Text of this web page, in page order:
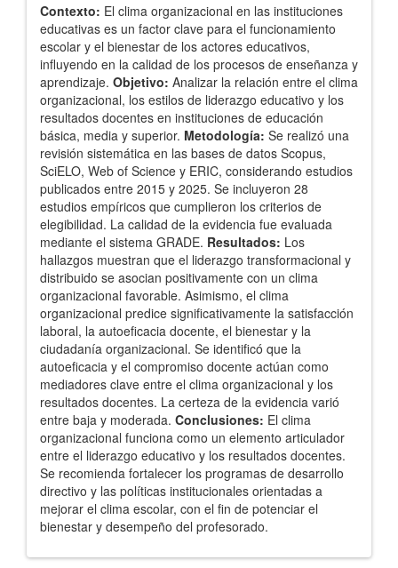
Contexto: El clima organizacional en las instituciones
educativas es un factor clave para el funcionamiento
escolar y el bienestar de los actores educativos,
influyendo en la calidad de los procesos de enseñanza y
aprendizaje. Objetivo: Analizar la relación entre el clima
organizacional, los estilos de liderazgo educativo y los
resultados docentes en instituciones de educación
básica, media y superior. Metodología: Se realizó una
revisión sistemática en las bases de datos Scopus,
SciELO, Web of Science y ERIC, considerando estudios
publicados entre 2015 y 2025. Se incluyeron 28
estudios empíricos que cumplieron los criterios de
elegibilidad. La calidad de la evidencia fue evaluada
mediante el sistema GRADE. Resultados: Los
hallazgos muestran que el liderazgo transformacional y
distribuido se asocian positivamente con un clima
organizacional favorable. Asimismo, el clima
organizacional predice significativamente la satisfacción
laboral, la autoeficacia docente, el bienestar y la
ciudadanía organizacional. Se identificó que la
autoeficacia y el compromiso docente actúan como
mediadores clave entre el clima organizacional y los
resultados docentes. La certeza de la evidencia varió
entre baja y moderada. Conclusiones: El clima
organizacional funciona como un elemento articulador
entre el liderazgo educativo y los resultados docentes.
Se recomienda fortalecer los programas de desarrollo
directivo y las políticas institucionales orientadas a
mejorar el clima escolar, con el fin de potenciar el
bienestar y desempeño del profesorado.